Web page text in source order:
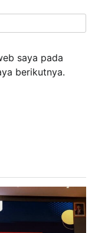
saya pada
berikutnya.